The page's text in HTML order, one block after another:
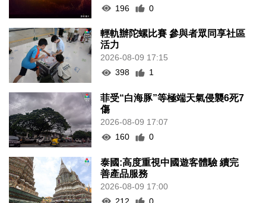
196
0
輕軌辦陀螺比賽 參與者眾同享社區
活力
2026-08-09 17:15
398
1
菲受“白海豚”等極端天氣侵襲6死7
傷
2026-08-09 17:07
160
0
泰國:高度重視中國遊客體驗 續完
善產品服務
2026-08-09 17:00